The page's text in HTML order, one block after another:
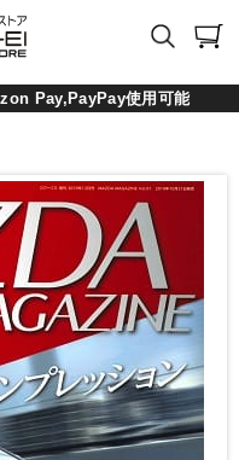
Pay,PayPay使用可能